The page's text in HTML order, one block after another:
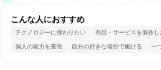
こんな人におすすめ
テクノロジーに携わりたい 商品・サービスを製作し
個人の能力を重視 自分の好きな場所で働ける 一